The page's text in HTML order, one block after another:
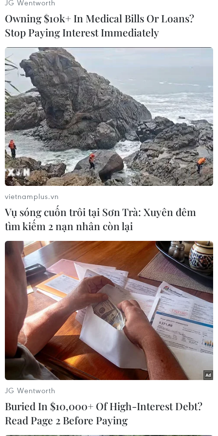
Phim Mai của Trấn Thành thắng lớn ở Cánh
Diều Vàng
Cận cảnh trực thăng ‘Cá sấu’ của Nga nã đạn các
vị trí của Ukraine ở Kursk
Căng thẳng bầu cử Tổng thống Mỹ, bà Harris tố
ông Trump phá hủy nền kinh tế./.
#Sông Hồng #Bão lũ
#Pháp Vân - Cầu Giẽ
#Duy Mạnh
#Bão Yagi #Trấn Thành
#Nga Ukraine
#Tình hình chiến sự
#Trump - Harris
#Bầu cử tổng thống Mỹ
JG Wentworth
Owning $10k+ In Medical Bills Or Loans?
Stop Paying Interest Immediately
vietnamplus.vn
Vụ sóng cuốn trôi tại Sơn Trà: Xuyên đêm
tìm kiếm 2 nạn nhân còn lại
JG Wentworth
Buried In $10,000+ Of High-Interest Debt?
Read Page 2 Before Paying